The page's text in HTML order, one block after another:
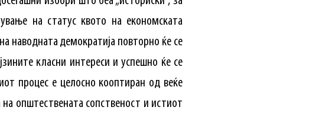
на статус квото на економската
наводната демократија повторно ќе се
класни интереси и успешно ќе се
процес е целосно кооптиран од веќе
општествената сопственост и истиот